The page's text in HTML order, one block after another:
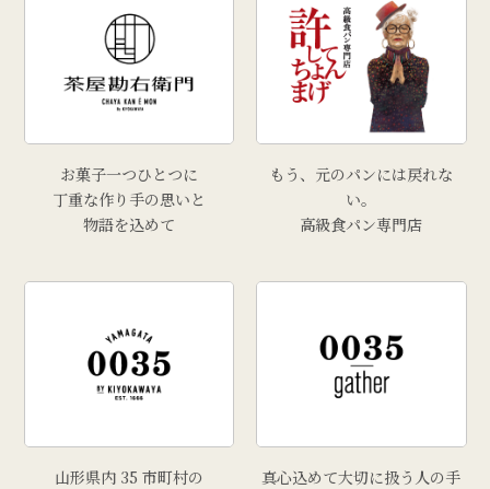
お菓子一つひとつに
丁重な作り手の思いと
物語を込めて
もう、元のパンには戻れな
い。
高級食パン専門店
山形県内 35 市町村の
真心込めて大切に扱う人の手